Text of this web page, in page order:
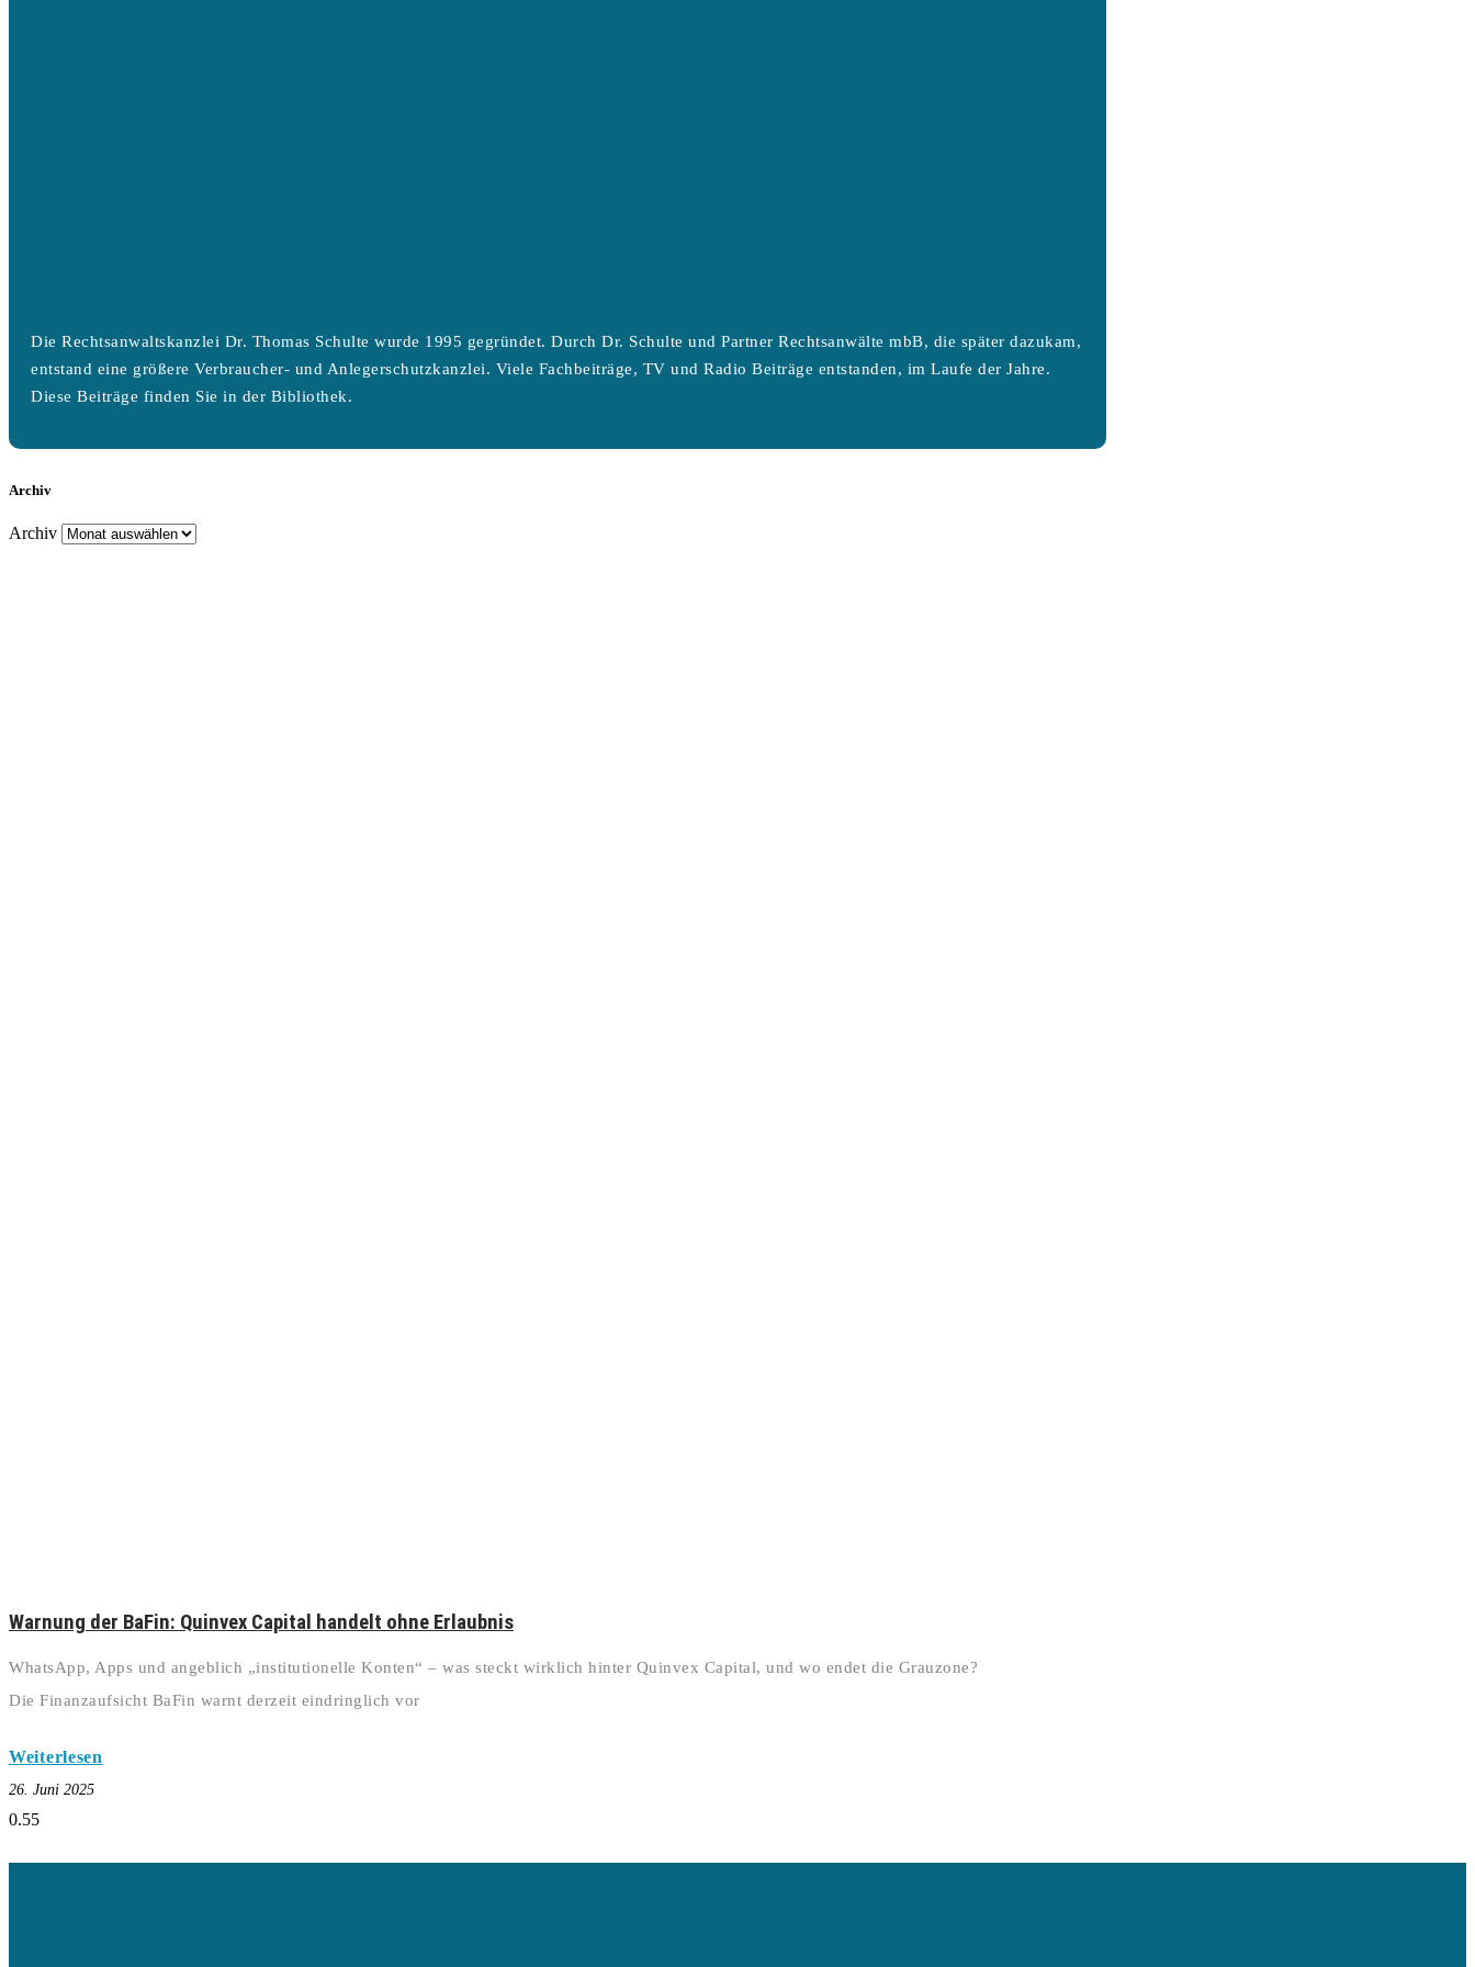
Die Rechtsanwaltskanzlei Dr. Thomas Schulte wurde 1995 gegründet. Durch Dr. Schulte und Partner Rechtsanwälte mbB, die später dazukam,
entstand eine größere Verbraucher- und Anlegerschutzkanzlei. Viele Fachbeiträge, TV und Radio Beiträge entstanden, im Laufe der Jahre.
Diese Beiträge finden Sie in der Bibliothek.
Archiv
Archiv
Warnung der BaFin: Quinvex Capital handelt ohne Erlaubnis
WhatsApp, Apps und angeblich „institutionelle Konten“ – was steckt wirklich hinter Quinvex Capital, und wo endet die Grauzone?
Die Finanzaufsicht BaFin warnt derzeit eindringlich vor
Weiterlesen
26. Juni 2025